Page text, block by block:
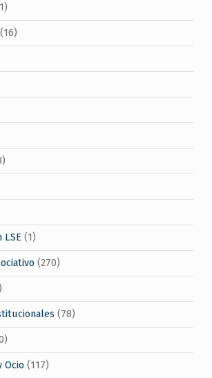
(1)
(270)
(78)
Ocio (117)